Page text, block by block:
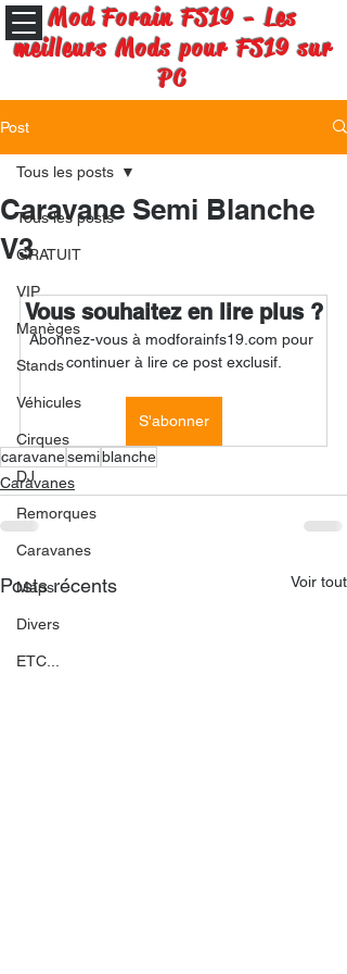
Mod Forain FS19 - Les
meilleurs Mods pour FS19 sur
PC
Post
Tous les posts
GRATUIT
VIP
Manèges
Stands
Véhicules
Cirques
DJ
Remorques
Caravanes
Maps
Divers
ETC...
Tous les posts
Caravane Semi Blanche
V3
Vous souhaitez en lire plus ?
Abonnez-vous à modforainfs19.com pour
continuer à lire ce post exclusif.
S'abonner
caravanesemiblanche
Caravanes
Posts récents Voir tout